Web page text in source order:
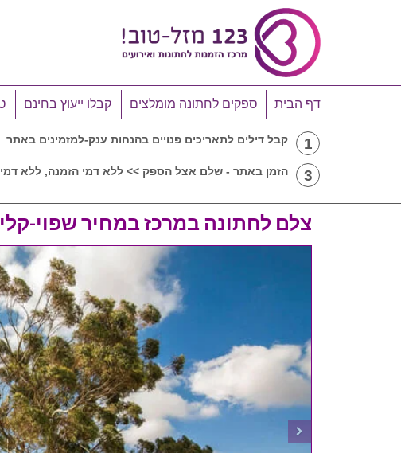
דף הבית ספקים לחתונה מומלצים קבלו ייעוץ בחינם
1 קבל דילים לתאריכים פנויים בהנחות ענק-למזמינים באתר
3 הזמן באתר - שלם אצל הספק >> ללא דמי הזמנה, ללא דמי
צלם לחתונה במרכז במחיר שפוי-